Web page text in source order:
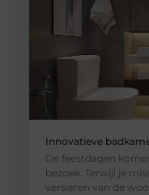
Innovatieve
De feestdagen
bezoek. Terwijl je
versieren van de